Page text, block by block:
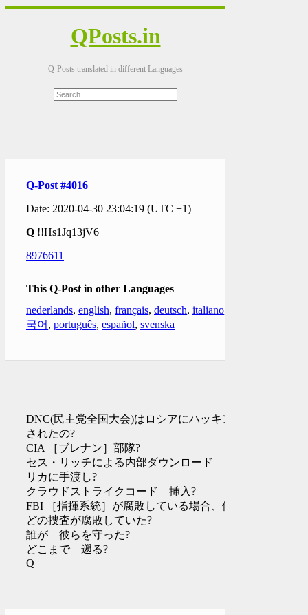
QPosts.in
Q-Posts translated in different Languages
Q-Post #4016
Date: 2020-04-30 23:04:19 (UTC +1)
Q !!Hs1Jq13jV6
8976611
This Q-Post in other Languages
nederlands, english, français, deutsch, italiano,
국어 , português, español, svenska
DNC(民主党全国大会)はロシアにハッキング
されたの?
CIA ［ブレナン］部隊?
セス・リッチによる内部ダウンロード アメ
リカに手渡し?
クラウドストライクコード 挿入?
FBI ［指揮系統］が腐敗している場合、他に
どの捜査が腐敗していた?
誰が 彼らを守った?
どこまで 遡る?
Q